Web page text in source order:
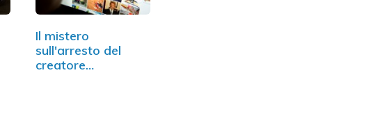
Il mistero
sull'arresto del
creatore